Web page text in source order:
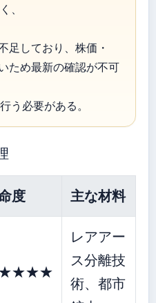
、
足しており、株価・
ため最新の確認が不可
う必要がある。
度 主な材料
レアアー
ス分離技
術、都市